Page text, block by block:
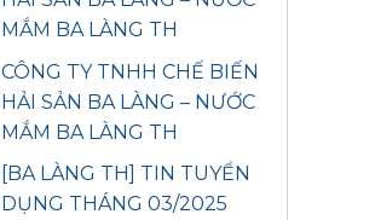
MẮM BA LÀNG TH
CÔNG TY TNHH CHẾ BIẾN
HẢI SẢN BA LÀNG – NƯỚC
MẮM BA LÀNG TH
[BA LÀNG TH] TIN TUYỂN
DỤNG THÁNG 03/2025